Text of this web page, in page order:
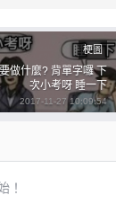
梗圖
做什麼? 背單字囉 下
次小考呀 睡一下
2017-11-27 10:09:54
！